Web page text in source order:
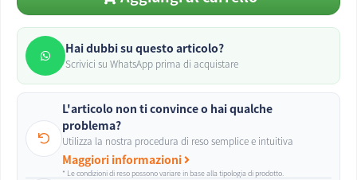
Hai dubbi su questo articolo?
Scrivici su WhatsApp prima di acquistare
L'articolo non ti convince o hai qualche
problema?
Utilizza la nostra procedura di reso semplice e intuitiva
Maggiori informazioni
* Le condizioni di reso possono variare in base alla tipologia di prodotto.